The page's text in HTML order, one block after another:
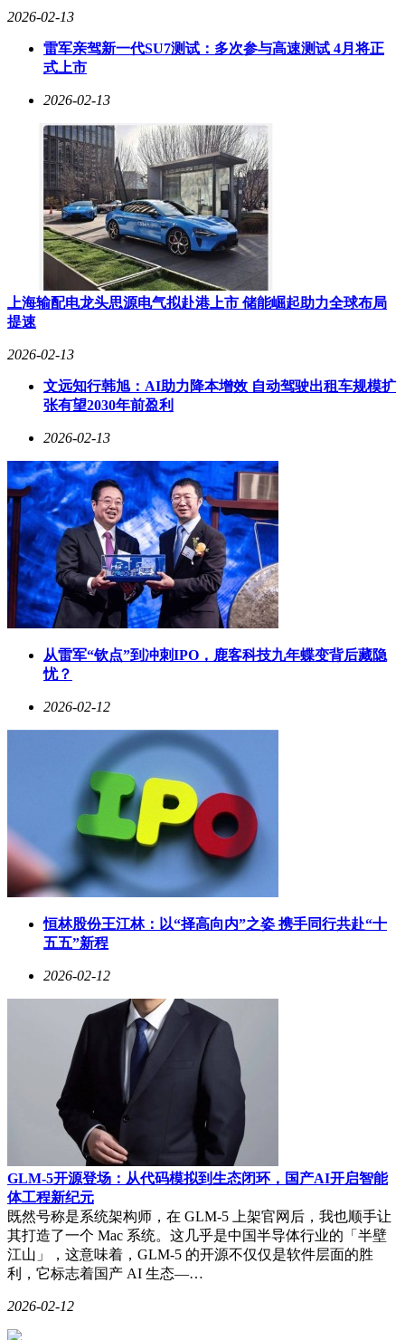
2026-02-13
雷军亲驾新一代SU7测试：多次参与高速测试 4月将正
式上市
2026-02-13
上海输配电龙头思源电气拟赴港上市 储能崛起助力全球布局
提速
2026-02-13
文远知行韩旭：AI助力降本增效 自动驾驶出租车规模扩
张有望2030年前盈利
2026-02-13
从雷军“钦点”到冲刺IPO，鹿客科技九年蝶变背后藏隐
忧？
2026-02-12
恒林股份王江林：以“择高向内”之姿 携手同行共赴“十
五五”新程
2026-02-12
GLM-5开源登场：从代码模拟到生态闭环，国产AI开启智能
体工程新纪元
既然号称是系统架构师，在 GLM-5 上架官网后，我也顺手让
其打造了一个 Mac 系统。这几乎是中国半导体行业的「半壁
江山」，这意味着，GLM-5 的开源不仅仅是软件层面的胜
利，它标志着国产 AI 生态—…
2026-02-12